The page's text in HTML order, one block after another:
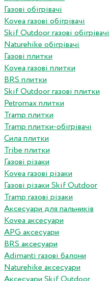
Газові обігрівачі
Kovea газові обігрівачі
Skif Outdoor газові обігрівачі
Naturehike обігрівачі
Газові плитки
Kovea газові плитки
BRS плитки
Skif Outdoor газові плитки
Petromax плитки
Tramp плитки
Tramp плитки-обігрівачі
Сила плитки
Tribe плитки
Газові різаки
Kovea газові різаки
Газові різаки Skif Outdoor
Tramp газові різаки
Аксесуари для пальників
Kovea аксесуари
APG аксесуари
BRS аксесуари
Adimanti газові балони
Naturehike аксесуари